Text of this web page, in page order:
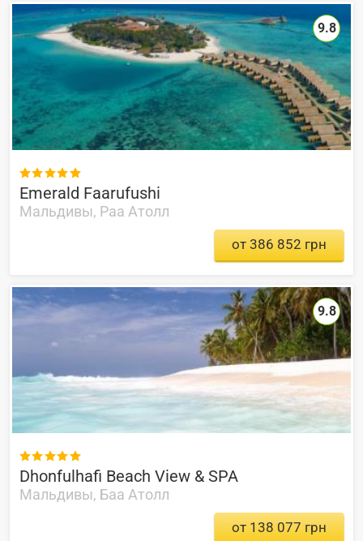

Emerald Faarufushi
Мальдивы, Раа Атолл
9.8
от 386 852 грн

Dhonfulhafi Beach View & SPA
Мальдивы, Баа Атолл
9.8
от 138 077 грн